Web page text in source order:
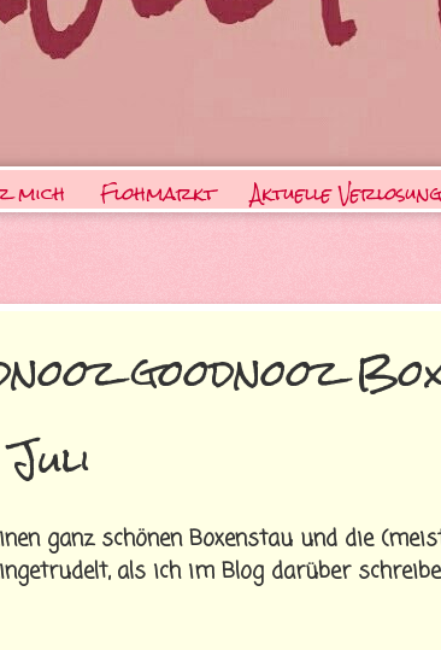
mich Flohmarkt Aktuelle
goodnooz
ganz schönen Boxenstau und die
als ich im Blog darüber